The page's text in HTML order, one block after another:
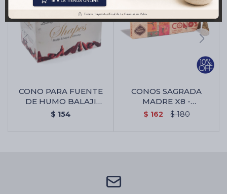
CONO PARA FUENTE
DE HUMO BALAJI
MULTI FORMAR - Cono
$ 154
CONOS SAGRADA
MADRE X8 -
Caléndula/romero
$ 162 $ 180